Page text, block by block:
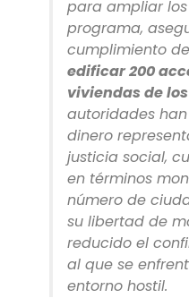
para ampliar
programa,
cumplimiento
edificar 200
viviendas de
autoridades
dinero
justicia social,
en términos
número de
su libertad de
reducido el
al que se
entorno hostil.